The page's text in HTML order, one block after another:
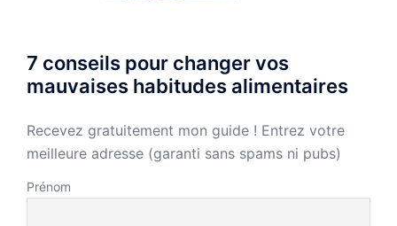
7 conseils pour changer vos
mauvaises habitudes alimentaires
Recevez gratuitement mon guide ! Entrez votre
meilleure adresse (garanti sans spams ni pubs)
Prénom